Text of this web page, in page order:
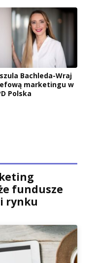
Bachleda-Wraj
marketingu w
Polska
fundusze
rynku